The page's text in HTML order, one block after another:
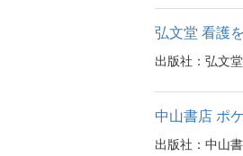
弘文堂 看護
出版社：弘文
中山書店 ポ
出版社：中山